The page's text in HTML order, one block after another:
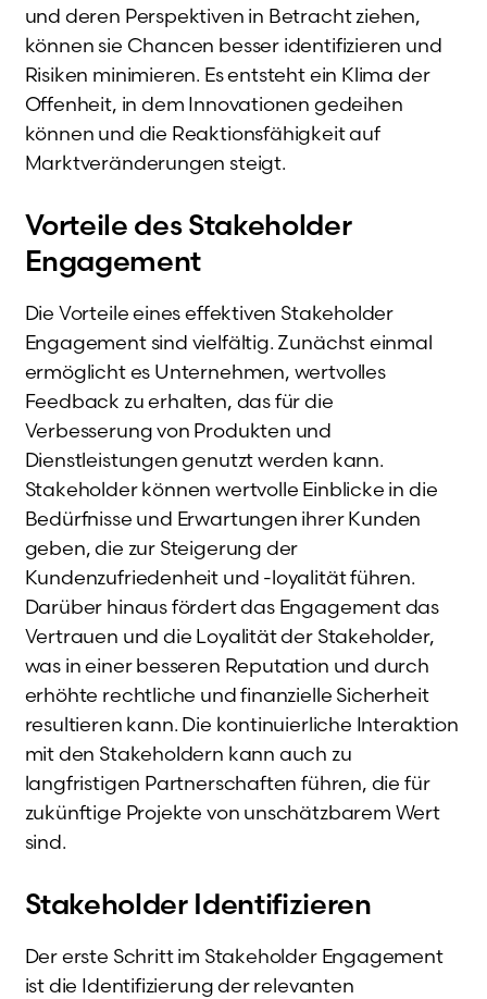
und deren Perspektiven in Betracht ziehen,
können sie Chancen besser identifizieren und
Risiken minimieren. Es entsteht ein Klima der
Offenheit, in dem Innovationen gedeihen
können und die Reaktionsfähigkeit auf
Marktveränderungen steigt.
Vorteile des Stakeholder
Engagement
Die Vorteile eines effektiven Stakeholder
Engagement sind vielfältig. Zunächst einmal
ermöglicht es Unternehmen, wertvolles
Feedback zu erhalten, das für die
Verbesserung von Produkten und
Dienstleistungen genutzt werden kann.
Stakeholder können wertvolle Einblicke in die
Bedürfnisse und Erwartungen ihrer Kunden
geben, die zur Steigerung der
Kundenzufriedenheit und -loyalität führen.
Darüber hinaus fördert das Engagement das
Vertrauen und die Loyalität der Stakeholder,
was in einer besseren Reputation und durch
erhöhte rechtliche und finanzielle Sicherheit
resultieren kann. Die kontinuierliche Interaktion
mit den Stakeholdern kann auch zu
langfristigen Partnerschaften führen, die für
zukünftige Projekte von unschätzbarem Wert
sind.
Stakeholder Identifizieren
Der erste Schritt im Stakeholder Engagement
ist die Identifizierung der relevanten